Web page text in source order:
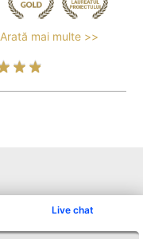
Live chat
Arată mai multe >>
Contact